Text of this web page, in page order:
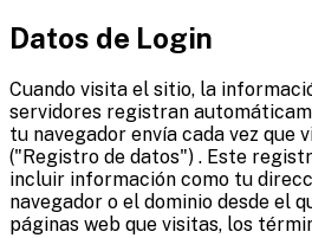
Datos de Login
Cuando visita el sitio, la
servidores registran
tu navegador envía cada vez que
("Registro de datos") . Este
incluir información como tu
navegador o el dominio desde el
páginas web que visitas, los